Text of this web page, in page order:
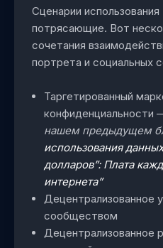
Сценарии
потрясающие. Вот
сочетания
портрета и социальных
Таргетированный
конфиденциальности
нашем предыдущем
использования
долларов”: Плата
интернета”
Децентрализованное
сообществом
Децентрализованное